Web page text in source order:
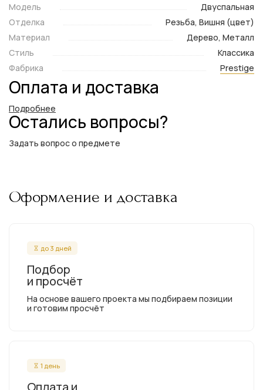
Модель
Двуспальная
Отделка
Резьба, Вишня (цвет)
Материал
Дерево, Металл
Стиль
Классика
Фабрика
Prestige
Оплата и доставка
Подробнее
Остались вопросы?
Задать вопрос о предмете
Оформление и доставка
до 3 дней
Подбор
и просчёт
На основе вашего проекта мы подбираем позиции
и готовим просчёт
1 день
Оплата и